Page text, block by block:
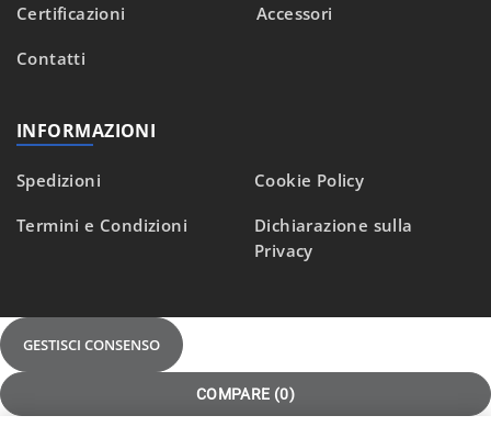
Certificazioni
Contatti
Accessori
INFORMAZIONI
Spedizioni
Termini e Condizioni
Cookie Policy
Dichiarazione sulla
Privacy
GESTISCI CONSENSO
COMPARE (0)